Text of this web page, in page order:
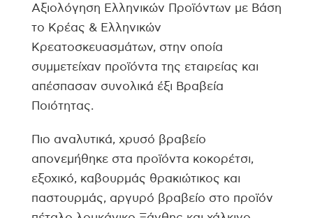
Αξιολόγηση Ελληνικών Προϊόντων με Βάση
το Κρέας & Ελληνικών
Κρεατοσκευασμάτων, στην οποία
συμμετείχαν προϊόντα της εταιρείας και
απέσπασαν συνολικά έξι Βραβεία
Ποιότητας.
Πιο αναλυτικά, χρυσό βραβείο
απονεμήθηκε στα προϊόντα κοκορέτσι,
εξοχικό, καβουρμάς θρακιώτικος και
παστουρμάς, αργυρό βραβείο στο προϊόν